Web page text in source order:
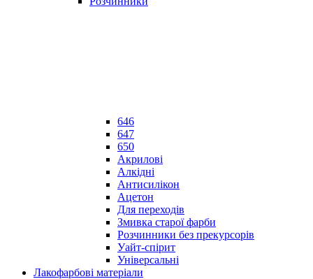
646
647
650
Акрилові
Алкідні
Антисилікон
Ацетон
Для переходів
Змивка старої фарби
Розчинники без прекурсорів
Уайт-спірит
Універсальні
Лакофарбові матеріали